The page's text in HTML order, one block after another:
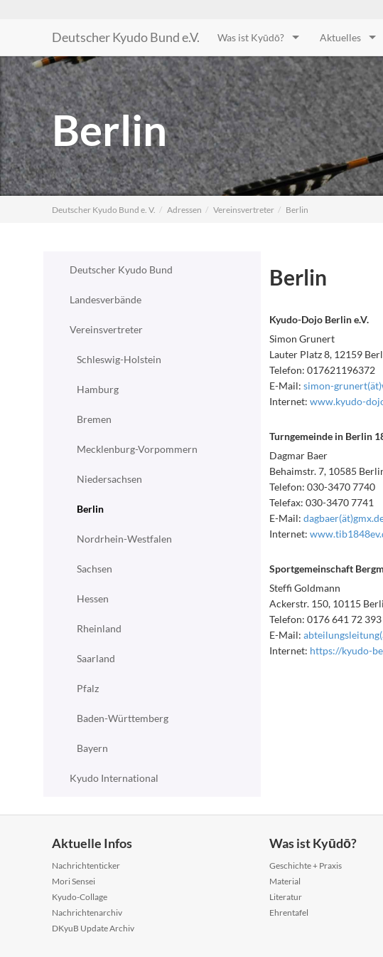
Deutscher Kyudo Bund e.V. Was ist Kyūdō? Aktuelles
Berlin
Deutscher Kyudo Bund e. V. Adressen Vereinsvertreter Berlin
Deutscher Kyudo Bund
Landesverbände
Vereinsvertreter
Schleswig-Holstein
Hamburg
Bremen
Mecklenburg-Vorpommern
Niedersachsen
Berlin
Nordrhein-Westfalen
Sachsen
Hessen
Rheinland
Saarland
Pfalz
Baden-Württemberg
Bayern
Kyudo International
Berlin
Kyudo-Dojo Berlin e.V.
Simon Grunert
Lauter Platz 8, 12159
Telefon: 017621196372
E-Mail: simon-
Internet: www.kyudo-
Turngemeinde in Berlin
Dagmar Baer
Behaimstr. 7, 10585
Telefon: 030-3470 7740
Telefax: 030-3470 7741
E-Mail:
Internet:
Sportgemeinschaft
Steffi Goldmann
Ackerstr. 150, 10115
Telefon: 0176 641 72 393
E-Mail:
Internet: https://kyudo-
Aktuelle Infos
Nachrichtenticker
Mori Sensei
Kyudo-Collage
Nachrichtenarchiv
DKyuB Update Archiv
Was ist Kyūdō?
Geschichte + Praxis
Material
Literatur
Ehrentafel